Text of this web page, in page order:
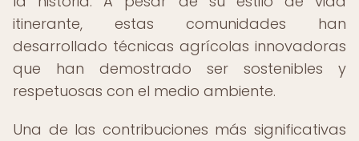
itinerante, estas comunidades han
desarrollado técnicas agrícolas innovadoras
que han demostrado ser sostenibles y
respetuosas con el medio ambiente.
Una de las contribuciones más significativas